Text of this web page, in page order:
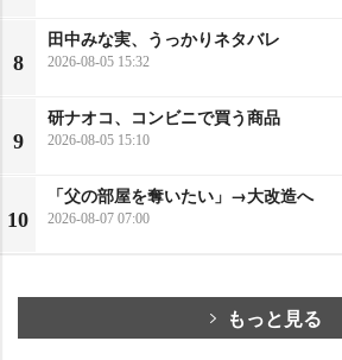
8
田中みな実、うっかりネタバレ
2026-08-05 15:32
9
研ナオコ、コンビニで買う商品
2026-08-05 15:10
10
「父の部屋を奪いたい」→大改造へ
2026-08-07 07:00
もっと見る